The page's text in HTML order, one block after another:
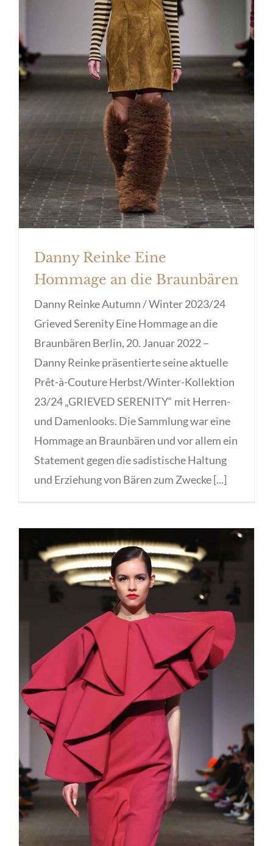
Danny Reinke Eine Hommage an
die Braunbären
Danny Reinke Eine
Hommage an die Braunbären
Danny Reinke Autumn / Winter 2023/24
Grieved Serenity Eine Hommage an die
Braunbären Berlin, 20. Januar 2022 –
Danny Reinke präsentierte seine aktuelle
Prêt-à-Couture Herbst/Winter-Kollektion
23/24 „GRIEVED SERENITY“ mit Herren-
und Damenlooks. Die Sammlung war eine
Hommage an Braunbären und vor allem ein
Statement gegen die sadistische Haltung
und Erziehung von Bären zum Zwecke [...]
Kilian Kerner Symphonie